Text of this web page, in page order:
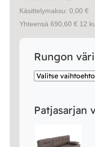
Käsittelymaksu: 0,00 €
Yhteensä 690,60 € 12
Rungon väri
Patjasarjan